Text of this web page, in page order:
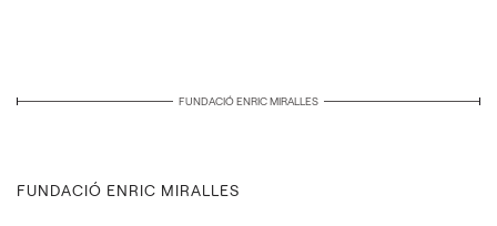
FUNDACIÓ ENRIC MIRALLES
FUNDACIÓ ENRIC MIRALLES